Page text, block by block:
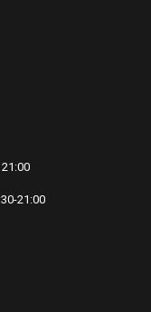
21:00